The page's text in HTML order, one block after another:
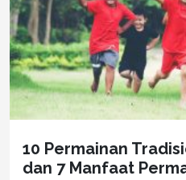
10 Permainan
dan 7 Manfaat